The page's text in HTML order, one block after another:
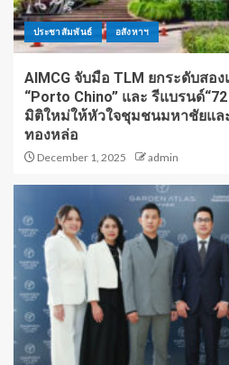
ประชาสัมพันธ์ อสังหาฯ
AIMCG จับมือ TLM ยกระดับสอ
“Porto Chino” และ รีแบรนด์
มิติใหม่ให้หัวใจชุมชนมหาชัยแล
ทองหล่อ
December 1, 2025 admin